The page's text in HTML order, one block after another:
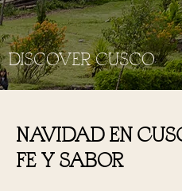
DISCOVER CUSCO
NAVIDAD EN
FE Y SABOR